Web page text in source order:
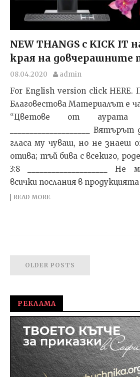
NEW THANGS с KICK IT
края на довчерашните
08.04.2020 admin
For English version click HERE.
Благовестова Материалът е
“Цветове от аурата
____________________
гласа му чуваш, но не знаеш
отива; тъй бива с всекиго,
3:8 ____________________
всички послания в
READ MORE
OLDER POSTS
РЕКЛАМА